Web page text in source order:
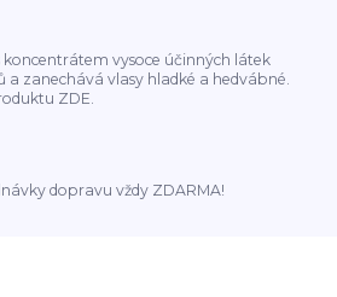
vysoce účinných látek
a zanechává vlasy hladké a hedvábné.
ZDE.
dopravu vždy ZDARMA!